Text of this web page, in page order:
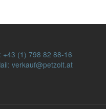
+43 (1) 798 82 88-16
verkauf@petzolt.at